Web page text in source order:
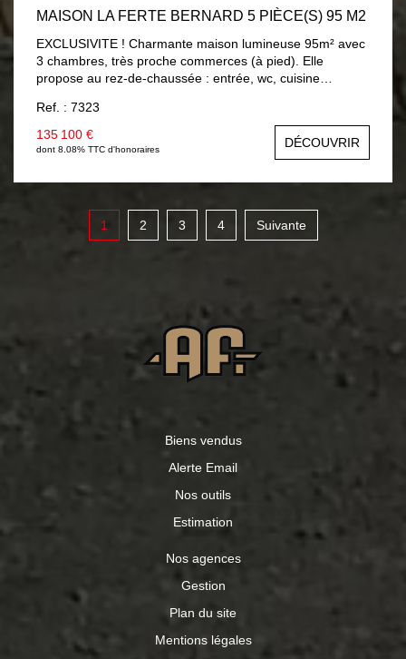
MAISON LA FERTE BERNARD 5 PIÈCE(S) 95 M2
EXCLUSIVITE ! Charmante maison lumineuse 95m² avec
3 chambres, très proche commerces (à pied). Elle
propose au rez-de-chaussée : entrée, wc, cuisine
ouvrant sur véranda chauffée 8.30m² avec vue et accès
sur jardin, salle d'eau 5.60m². A l'étage : trois chambres
av/parquet (9m² à 13.60m²), salle de bains 3.40m² av/wc.
Sous-sol total (garage 23m²). Beau jardin 560m² avec
dépendances et accès véhicules sur terrain. Chauffage
Ref. : 7323
135 100 €
dont 8.08% TTC d'honoraires DÉCOUVRIR
1 2 3 4 Suivante
Biens vendus
Alerte Email
Nos outils
Estimation
Nos agences
Gestion
Plan du site
Mentions légales